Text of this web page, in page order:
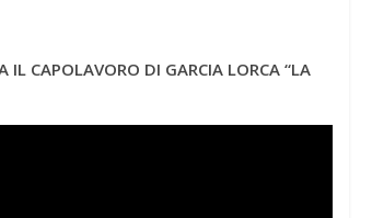
IL CAPOLAVORO DI GARCIA LORCA “LA